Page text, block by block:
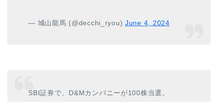
— 城山龍馬 (@decchi_ryou)June 4, 2024
SBI証券で、D&Mカンパニーが100株当選。